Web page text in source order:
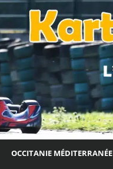
OCCITANIE MÉDITERRANÉE